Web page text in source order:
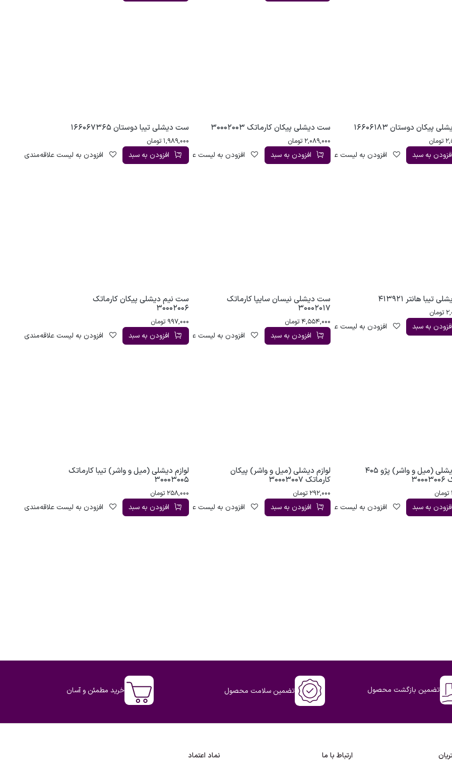
پیکان دوستان 16606183
تومان
افزودن به سبد افزودن به لیست علاقه‌مندی
ست دیشلی پیکان کارماتک 30002003
2,089,000 تومان
افزودن به سبد افزودن به لیست علاقه‌مندی
ست دیشلی تیبا دوستان 166067365
1,989,000 تومان
افزودن به سبد افزودن به لیست علاقه‌مندی
هانتر 413921
تومان
افزودن به سبد افزودن به لیست علاقه‌مندی
ست دیشلی نیسان سایپا کارماتک
30002017
4,554,000 تومان
افزودن به سبد افزودن به لیست علاقه‌مندی
ست نیم دیشلی پیکان کارماتک
30002006
997,000 تومان
افزودن به سبد افزودن به لیست علاقه‌مندی
لوازم دیشلی (میل و واشر) پژو 405
تومان
افزودن به سبد افزودن به لیست علاقه‌مندی
لوازم دیشلی (میل و واشر) پیکان
کارماتک 30003007
292,000 تومان
افزودن به سبد افزودن به لیست علاقه‌مندی
لوازم دیشلی (میل و واشر) تیبا کارماتک
30003005
258,000 تومان
افزودن به سبد افزودن به لیست علاقه‌مندی
تضمین بازگشت محصول تضمین سلامت محصول خرید مطمئن و آسان
ارتباط با ما نماد اعتماد